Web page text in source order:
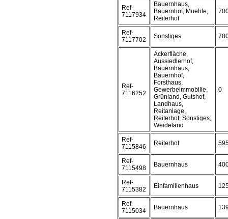
Ref-
7117934
Bauernhaus,
Bauernhof, Muehle,
Reiterhof
Ref-
7117702
Sonstiges
Ref-
7116252
Ackerfläche,
Aussiedlerhof,
Bauernhaus,
Bauernhof,
Forsthaus,
Gewerbeimmobilie,
Grünland, Gutshof,
Landhaus,
Reitanlage,
Reiterhof, Sonstiges,
Weideland
0
Ref-
7115846
Reiterhof
Ref-
7115498
Bauernhaus
Ref-
7115382
Einfamilienhaus
Ref-
7115034
Bauernhaus